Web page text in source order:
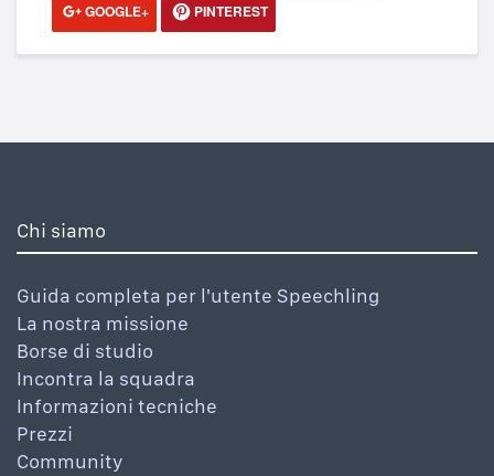
GOOGLE+
PINTEREST
Chi siamo
Guida completa per l'utente Speechling
La nostra missione
Borse di studio
Incontra la squadra
Informazioni tecniche
Prezzi
Community